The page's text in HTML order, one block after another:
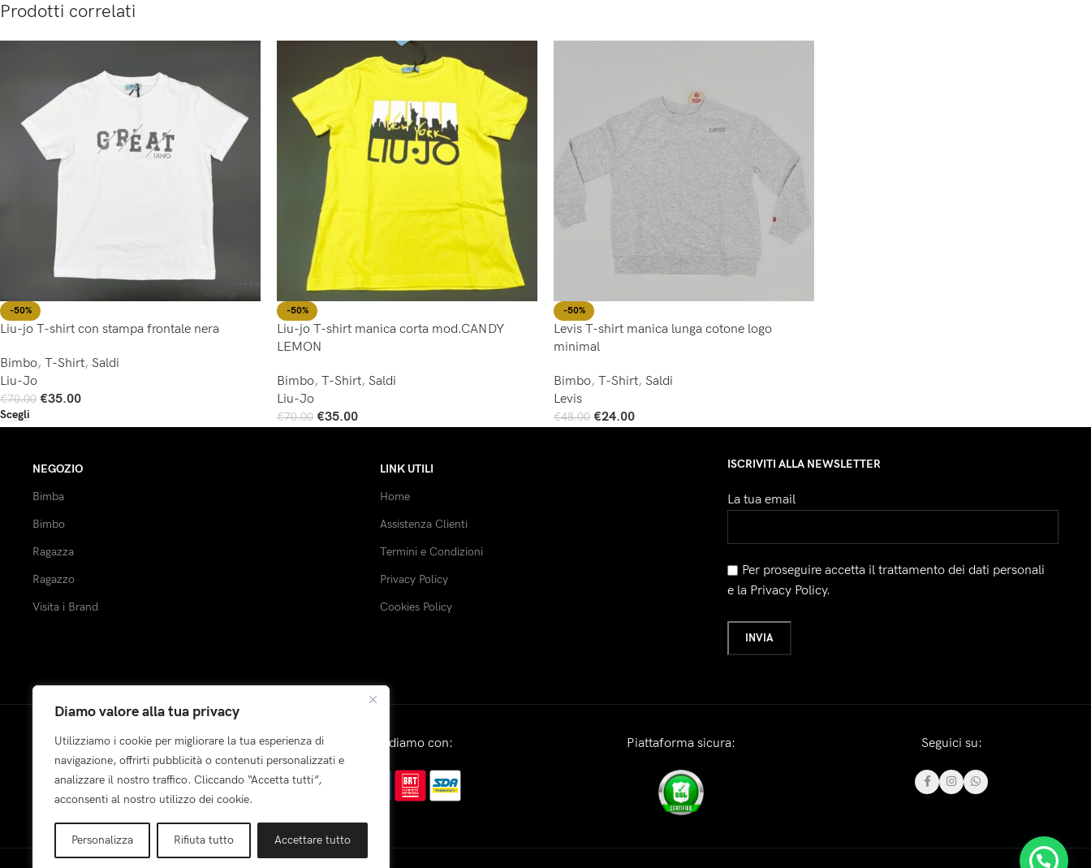
Diamo valore alla tua privacy
Utilizziamo i cookie per migliorare la tua esperienza di
navigazione, offrirti pubblicità o contenuti personalizzati e
analizzare il nostro traffico. Cliccando “Accetta tutti”,
acconsenti al nostro utilizzo dei cookie.
Personalizza Rifiuta tutto Accettare tutto
Prodotti correlati
-50%
Liu-jo T-shirt con stampa frontale nera
Bimbo, T-Shirt, Saldi
Liu-Jo
€70.00 €35.00
Scegli
-50%
Liu-jo T-shirt manica corta mod.CANDY
LEMON
Bimbo, T-Shirt, Saldi
Liu-Jo
€70.00 €35.00
-50%
Levis T-shirt manica lunga cotone logo
minimal
Bimbo, T-Shirt, Saldi
Levis
€48.00 €24.00
NEGOZIO
Bimba
Bimbo
Ragazza
Ragazzo
Visita i Brand
LINK UTILI
Home
Assistenza Clienti
Termini e Condizioni
Privacy Policy
Cookies Policy
ISCRIVITI ALLA NEWSLETTER
La tua email
Per proseguire accetta il trattamento dei dati personali
e la Privacy Policy.
Pagamenti: Spediamo con: Piattaforma sicura: Seguici su: